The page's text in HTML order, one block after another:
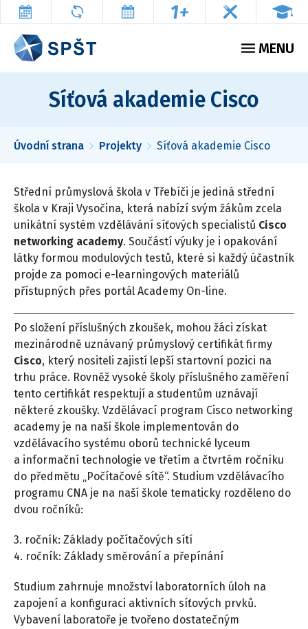
Přejít
hlavnímu
obsahu
MENU
Síťová akademie Cisco
navigace
Úvodní strana Projekty Síťová akademie Cisco
Střední průmyslová škola v Třebíči je jediná střední
škola v Kraji Vysočina, která nabízí svým žákům zcela
unikátní systém vzdělávání síťových specialistů Cisco
networking academy. Součástí výuky je i opakování
látky formou modulových testů, které si každý účastník
projde za pomoci e-learningových materiálů
přístupných přes portál Academy On-line.
Po složení příslušných zkoušek, mohou žáci získat
mezinárodně uznávaný průmyslový certifikát firmy
Cisco, který nositeli zajistí lepší startovní pozici na
trhu práce. Rovněž vysoké školy příslušného zaměření
tento certifikát respektují a studentům uznávají
některé zkoušky. Vzdělávací program Cisco networking
academy je na naší škole implementován do
vzdělávacího systému oborů technické lyceum
a informační technologie ve třetím a čtvrtém ročníku
do předmětu „Počítačové sítě“. Studium vzdělávacího
programu CNA je na naší škole tematicky rozděleno do
dvou ročníků:
3. ročník: Základy počítačových sítí
4. ročník: Základy směrování a přepínání
Studium zahrnuje množství laboratorních úloh na
zapojení a konfiguraci aktivních síťových prvků.
Vybavení laboratoře je tvořeno dostatečným
Plovoucí
menu